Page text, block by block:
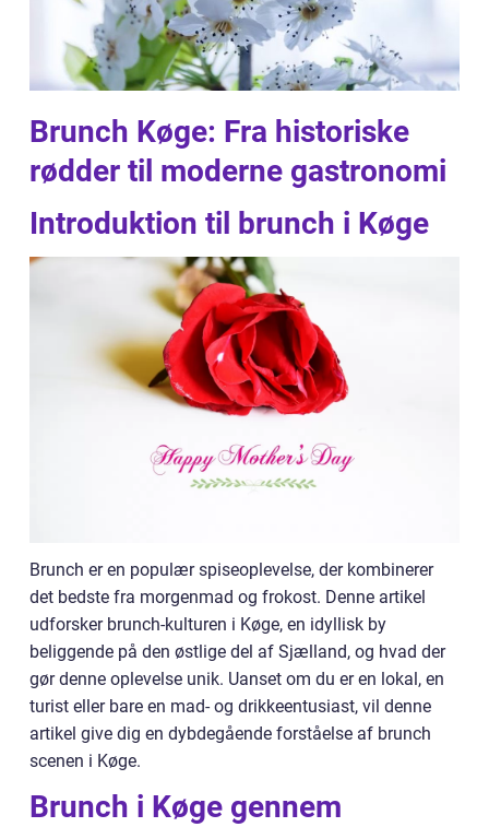
Brunch Køge: Fra historiske
rødder til moderne gastronomi
Introduktion til brunch i Køge
Brunch er en populær spiseoplevelse, der kombinerer
det bedste fra morgenmad og frokost. Denne artikel
udforsker brunch-kulturen i Køge, en idyllisk by
beliggende på den østlige del af Sjælland, og hvad der
gør denne oplevelse unik. Uanset om du er en lokal, en
turist eller bare en mad- og drikkeentusiast, vil denne
artikel give dig en dybdegående forståelse af brunch
scenen i Køge.
Brunch i Køge gennem